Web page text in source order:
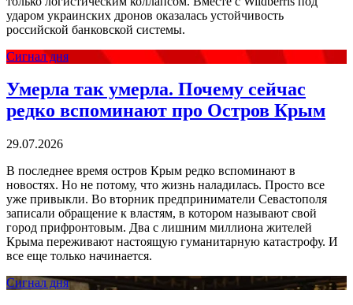
ударом украинских дронов оказалась устойчивость
российской банковской системы.
Сигнал дня
Умерла так умерла. Почему сейчас
редко вспоминают про Остров Крым
29.07.2026
В последнее время остров Крым редко вспоминают в
новостях. Но не потому, что жизнь наладилась. Просто все
уже привыкли. Во вторник предприниматели Севастополя
записали обращение к властям, в котором называют свой
город прифронтовым. Два с лишним миллиона жителей
Крыма переживают настоящую гуманитарную катастрофу. И
все еще только начинается.
Сигнал дня